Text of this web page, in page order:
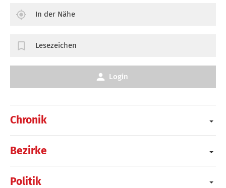
Chronik
Bezirke
Politik
In der Nähe
Lesezeichen
Login